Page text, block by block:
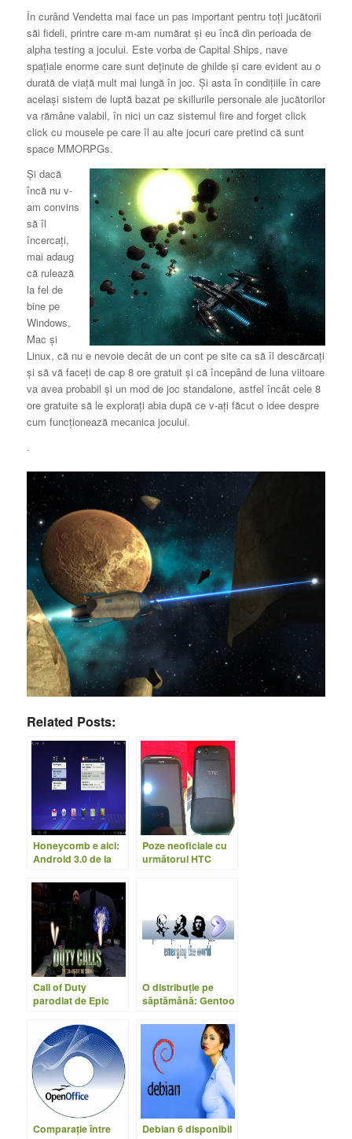
În curând Vendetta mai face un pas important pentru toţi jucătorii
săi fideli, printre care m-am numărat şi eu încă din perioada de
alpha testing a jocului. Este vorba de Capital Ships, nave
spaţiale enorme care sunt deţinute de ghilde şi care evident au o
durată de viaţă mult mai lungă în joc. Şi asta în condiţiile în care
acelaşi sistem de luptă bazat pe skillurile personale ale jucătorilor
va rămâne valabil, în nici un caz sistemul fire and forget click
click cu mousele pe care îl au alte jocuri care pretind că sunt
space MMORPGs.
Şi dacă
încă nu v-
am convins
să îl
încercaţi,
mai adaug
că rulează
la fel de
bine pe
Windows,
Mac şi
Linux, că nu e nevoie decât de un cont pe site ca să îl descărcaţi
şi să vă faceţi de cap 8 ore gratuit şi că începând de luna viitoare
va avea probabil şi un mod de joc standalone, astfel încât cele 8
ore gratuite să le exploraţi abia după ce v-aţi făcut o idee despre
cum funcţionează mecanica jocului.
.
Related Posts:
Honeycomb e aici:
Android 3.0 de la
realitate
Poze neoficiale cu
următorul HTC
Call of Duty
parodiat de Epic
O distribuţie pe
săptămână: Gentoo
Comparaţie între
Debian 6 disponibil